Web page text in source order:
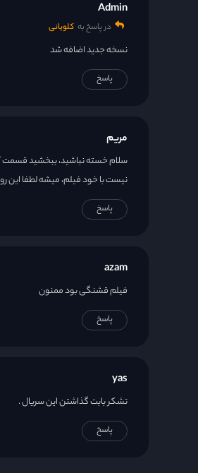
Admin
در پاسخ به کلویانی
نسخه جدید اضافه شد
پاسخ
مریم
سلام خسته نباشید، ببخشید قسمت
نیست با خود فیلم، میشه لطفا این
پاسخ
azam
فیلم قشنگی بود ممنون
پاسخ
yas
تشکر بابت گذاشتن این سریال .
پاسخ